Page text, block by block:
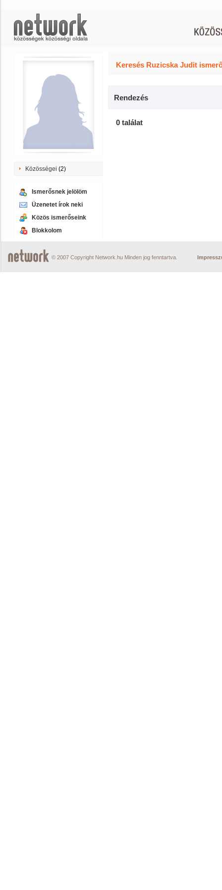
Közösségei (2)
Ismerősnek jelölöm
Üzenetet írok neki
Közös ismerőseink
Blokkolom
Keresés Ruzicska Judit
Rendezés
0 találat
© 2007 Copyright Network.hu Minden jog fenntartva.